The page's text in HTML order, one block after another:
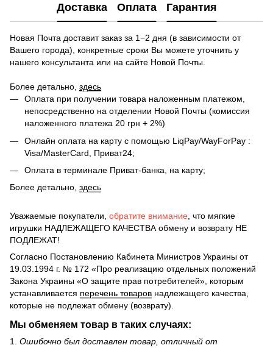
Доставка Оплата Гарантия
Новая Почта доставит заказ за 1−2 дня (в зависимости от
Вашего города), конкретные сроки Вы можете уточнить у
нашего консультанта или на сайте Новой Почты.
Более детально, здесь
Оплата при получении товара наложенным платежом,
непосредственно на отделении Новой Почты (комиссия
наложенного платежа 20 грн + 2%)
Онлайн оплата на карту с помощью LiqPay/WayForPay :
Visa/MasterCard, Приват24;
Оплата в терминале Приват-банка, на карту;
Более детально, здесь
Уважаемые покупатели, обратите внимание, что мягкие
игрушки НАДЛЕЖАЩЕГО КАЧЕСТВА обмену и возврату НЕ
ПОДЛЕЖАТ!
Согласно Постановлению Кабинета Министров Украины от
19.03.1994 г. № 172 «Про реализацию отдельных положений
Закона Украины «О защите прав потребителей», которым
устанавливается перечень товаров надлежащего качества,
которые не подлежат обмену (возврату).
Мы обменяем товар в таких случаях:
1. Ошибочно был доставлен товар, отличный от